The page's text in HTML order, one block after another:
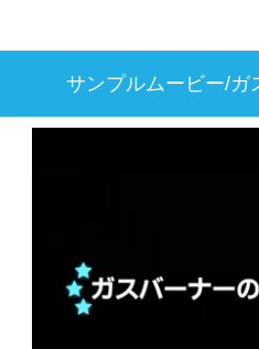
サンプルムービー/ガ